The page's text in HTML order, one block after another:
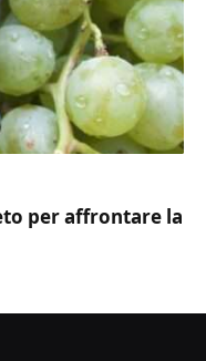
per affrontare la